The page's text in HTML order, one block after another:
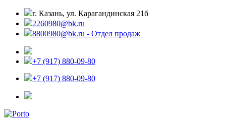
г. Казань, ул. Карагандинская 21б
2260980@bk.ru
8800980@bk.ru - Отдел продаж
+7 (917) 880-09-80
+7 (917) 880-09-80